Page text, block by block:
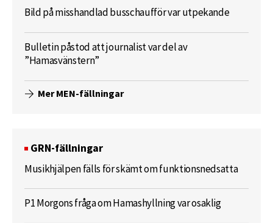
Bild på misshandlad busschaufför var utpekande
Bulletin påstod att journalist var del av
”Hamasvänstern”
Mer MEN-fällningar
GRN-fällningar
Musikhjälpen fälls för skämt om funktionsnedsatta
P1 Morgons fråga om Hamashyllning var osaklig